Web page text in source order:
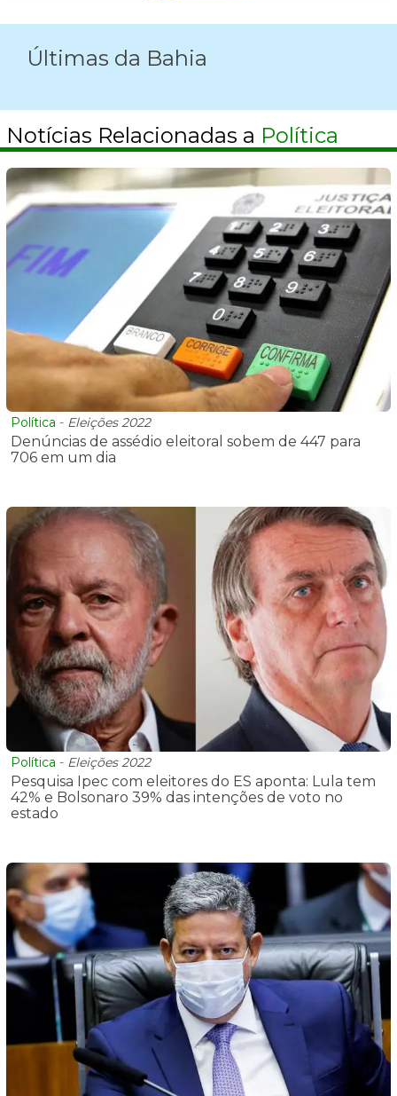
Últimas da Bahia
Notícias Relacionadas a Política
Política - Eleições 2022
Denúncias de assédio eleitoral sobem de 447 para
706 em um dia
Política - Eleições 2022
Pesquisa Ipec com eleitores do ES aponta: Lula tem
42% e Bolsonaro 39% das intenções de voto no
estado